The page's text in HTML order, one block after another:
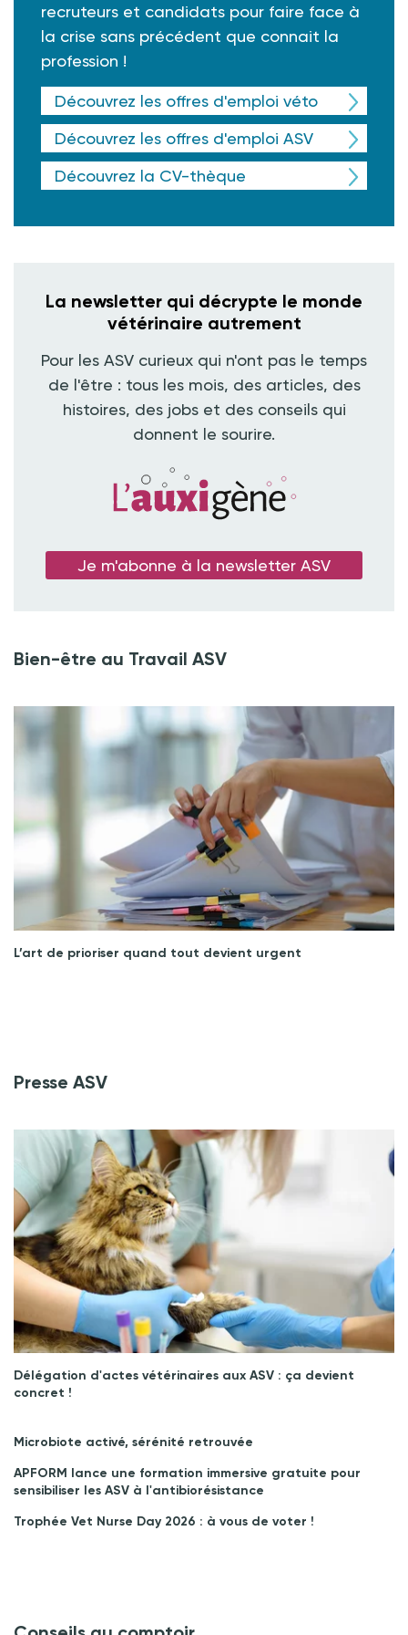
recruteurs et candidats pour faire face à
la crise sans précédent que connait la
profession !
Découvrez les offres d'emploi véto
Découvrez les offres d'emploi ASV
Découvrez la CV-thèque
La newsletter qui décrypte le monde
vétérinaire autrement
Pour les ASV curieux qui n'ont pas le temps
de l'être : tous les mois, des articles, des
histoires, des jobs et des conseils qui
donnent le sourire.
Je m'abonne à la newsletter ASV
Bien-être au Travail ASV
L’art de prioriser quand tout devient urgent
Presse ASV
Délégation d'actes vétérinaires aux ASV : ça devient
concret !
Microbiote activé, sérénité retrouvée
APFORM lance une formation immersive gratuite pour
sensibiliser les ASV à l'antibiorésistance
Trophée Vet Nurse Day 2026 : à vous de voter !